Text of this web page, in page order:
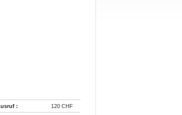
: 120 CHF